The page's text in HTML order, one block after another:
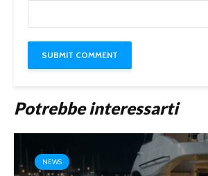
Potrebbe interessarti
NEWS